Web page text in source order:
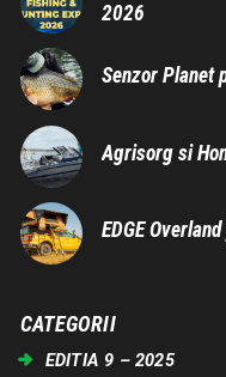
2026
Senzor Planet
Agrisorg si
EDGE
CATEGORII
EDITIA 9 – 2025